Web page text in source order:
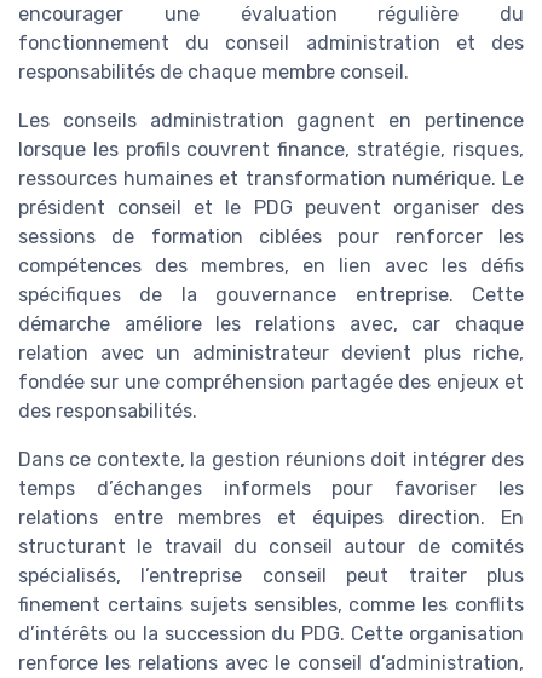
encourager une évaluation régulière du
fonctionnement du conseil administration et des
responsabilités de chaque membre conseil.
Les conseils administration gagnent en pertinence
lorsque les profils couvrent finance, stratégie, risques,
ressources humaines et transformation numérique. Le
président conseil et le PDG peuvent organiser des
sessions de formation ciblées pour renforcer les
compétences des membres, en lien avec les défis
spécifiques de la gouvernance entreprise. Cette
démarche améliore les relations avec, car chaque
relation avec un administrateur devient plus riche,
fondée sur une compréhension partagée des enjeux et
des responsabilités.
Dans ce contexte, la gestion réunions doit intégrer des
temps d’échanges informels pour favoriser les
relations entre membres et équipes direction. En
structurant le travail du conseil autour de comités
spécialisés, l’entreprise conseil peut traiter plus
finement certains sujets sensibles, comme les conflits
d’intérêts ou la succession du PDG. Cette organisation
renforce les relations avec le conseil d’administration,